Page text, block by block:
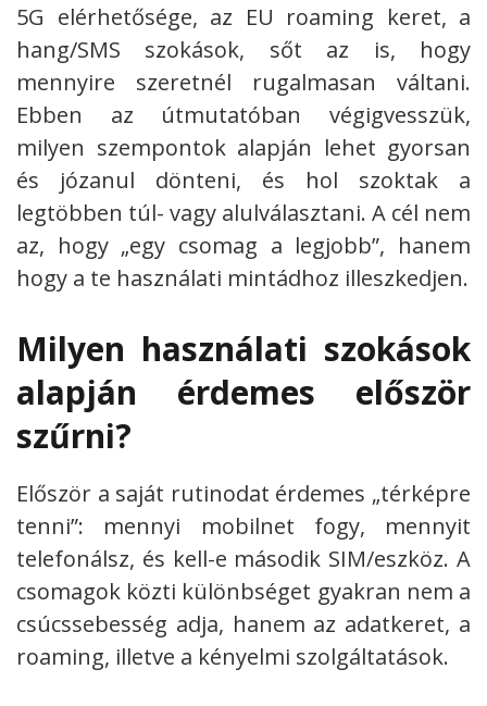
5G elérhetősége, az EU roaming keret, a
hang/SMS szokások, sőt az is, hogy
mennyire szeretnél rugalmasan váltani.
Ebben az útmutatóban végigvesszük,
milyen szempontok alapján lehet gyorsan
és józanul dönteni, és hol szoktak a
legtöbben túl- vagy alulválasztani. A cél nem
az, hogy „egy csomag a legjobb”, hanem
hogy a te használati mintádhoz illeszkedjen.
Milyen használati szokások
alapján érdemes először
szűrni?
Először a saját rutinodat érdemes „térképre
tenni”: mennyi mobilnet fogy, mennyit
telefonálsz, és kell-e második SIM/eszköz. A
csomagok közti különbséget gyakran nem a
csúcssebesség adja, hanem az adatkeret, a
roaming, illetve a kényelmi szolgáltatások.